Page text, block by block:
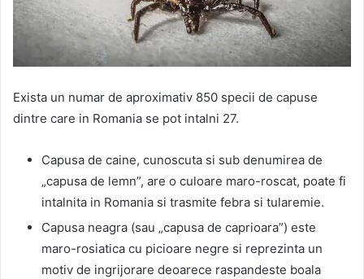
Exista un numar de aproximativ 850 specii de capuse
dintre care in Romania se pot intalni 27.
Capusa de caine, cunoscuta si sub denumirea de
„capusa de lemn”, are o culoare maro-roscat, poate fi
intalnita in Romania si trasmite febra si tularemie.
Capusa neagra (sau „capusa de caprioara”) este
maro-rosiatica cu picioare negre si reprezinta un
motiv de ingrijorare deoarece raspandeste boala